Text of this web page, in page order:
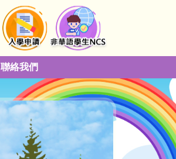
聯絡我們